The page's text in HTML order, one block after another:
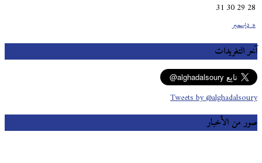
« ديسمبر
28
29
30
31
آخر التغريدات
Tweets by @alghadalsoury
صور من الأخبار